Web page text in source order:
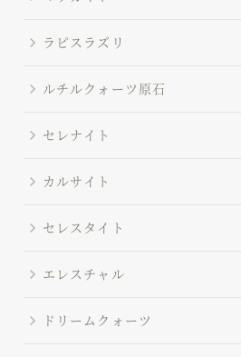
ラピスラズリ
ルチルクォーツ原石
セレナイト
カルサイト
セレスタイト
エレスチャル
ドリームクォーツ